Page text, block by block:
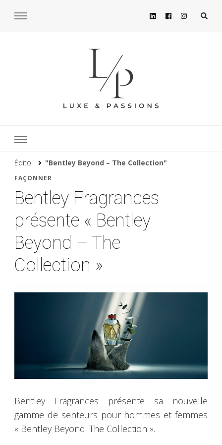
Édito "Bentley Beyond – The Collection"
FAÇONNER
Bentley Fragrances
présente « Bentley
Beyond – The
Collection »
Bentley Fragrances présente sa nouvelle
gamme de senteurs pour hommes et femmes
« Bentley Beyond: The Collection ».